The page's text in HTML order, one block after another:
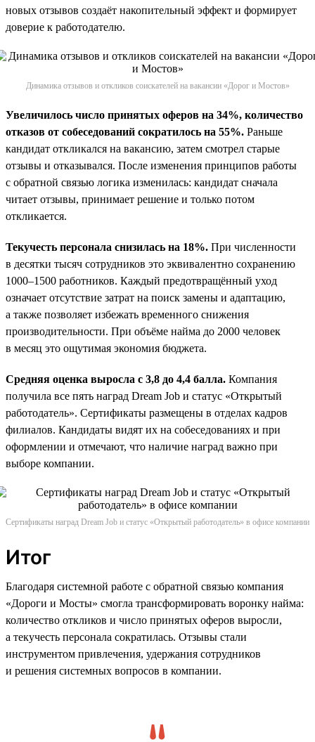
новых отзывов создаёт накопительный эффект и формирует
доверие к работодателю.
Динамика отзывов и откликов соискателей на вакансии «Дорог и Мостов»
Увеличилось число принятых оферов на 34%, количество
отказов от собеседований сократилось на 55%. Раньше
кандидат откликался на вакансию, затем смотрел старые
отзывы и отказывался. После изменения принципов работы
с обратной связью логика изменилась: кандидат сначала
читает отзывы, принимает решение и только потом
откликается.
Текучесть персонала снизилась на 18%. При численности
в десятки тысяч сотрудников это эквивалентно сохранению
1000–1500 работников. Каждый предотвращённый уход
означает отсутствие затрат на поиск замены и адаптацию,
а также позволяет избежать временного снижения
производительности. При объёме найма до 2000 человек
в месяц это ощутимая экономия бюджета.
Средняя оценка выросла с 3,8 до 4,4 балла. Компания
получила все пять наград Dream Job и статус «Открытый
работодатель». Сертификаты размещены в отделах кадров
филиалов. Кандидаты видят их на собеседованиях и при
оформлении и отмечают, что наличие наград важно при
выборе компании.
Сертификаты наград Dream Job и статус «Открытый работодатель» в офисе компании
Итог
Благодаря системной работе с обратной связью компания
«Дороги и Мосты» смогла трансформировать воронку найма:
количество откликов и число принятых оферов выросли,
а текучесть персонала сократилась. Отзывы стали
инструментом привлечения, удержания сотрудников
и решения системных вопросов в компании.